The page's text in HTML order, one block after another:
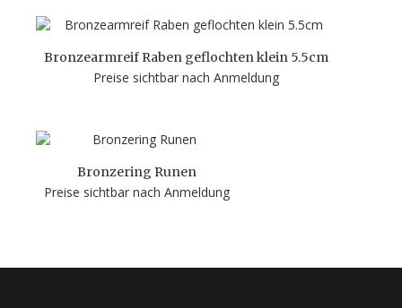
Bronzearmreif Raben geflochten klein 5.5cm
Preise sichtbar nach Anmeldung
Bronzering Runen
Preise sichtbar nach Anmeldung